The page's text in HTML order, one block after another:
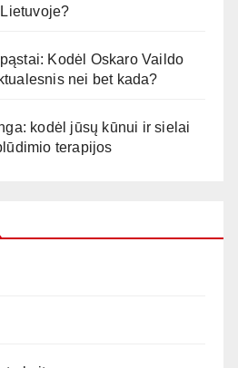
Kodėl Oskaro Vaildo
nei bet kada?
kodėl jūsų kūnui ir sielai
terapijos